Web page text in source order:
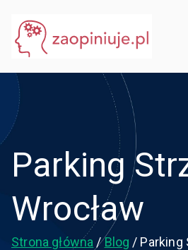
treści
Parking
Wrocław
Strona główna Blog Parking